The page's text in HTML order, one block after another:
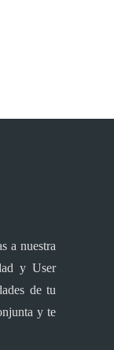
a nuestra
y User
de tu
y te